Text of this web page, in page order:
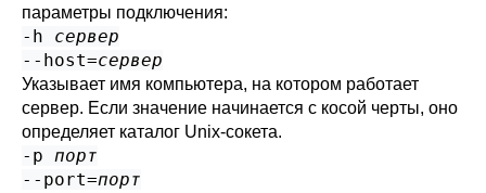
параметры подключения:
-h сервер
--host=сервер
Указывает имя компьютера, на котором работает
сервер. Если значение начинается с косой черты, оно
определяет каталог Unix-сокета.
-p порт
--port=порт